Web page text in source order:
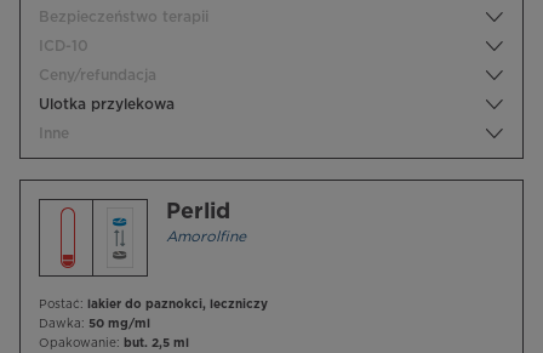
Bezpieczeństwo terapii
ICD-10
Ceny/refundacja
Ulotka przylekowa
Inne
Perlid
Amorolfine
Postać:
lakier do paznokci, leczniczy
Dawka: 50 mg/ml
Opakowanie: but. 2,5 ml